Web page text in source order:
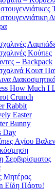
Κούπες
– Backpack
Κουπ
How Much I
Crunch
Rabbit
Easter
Bunny
Day
Aγίου
Σερβιρίσματος
Μητέρας
Είδη Πάρτυ!